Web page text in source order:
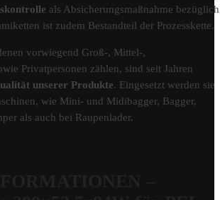
als Absicherungsmaßnahme bezüglich
ist zudem Bestandteil der Prozesskette.
vorwiegend Groß-, Mittel-,
Privatpersonen zählen, sind seit Jahren
unserer Produkte. Eingesetzt werden sie
wie Mini- und Midibagger, Bagger,
als auch bei Raupenlader.